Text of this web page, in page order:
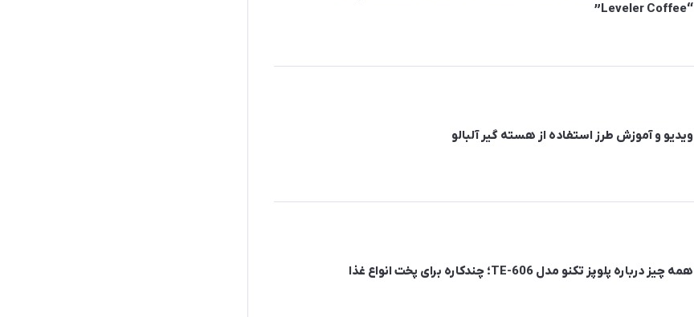
“Leveler Coffee”
ویدیو و آموزش طرز استفاده از هسته گیر آلبالو
همه چیز درباره پلوپز تکنو مدل TE-606؛ چندکاره برای پخت انواع غذا